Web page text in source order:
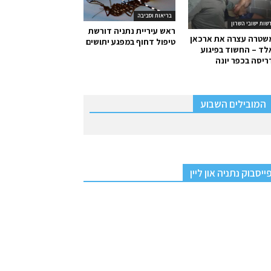
בריאות וסביבה
ראש עיריית נתניה דורשת
טיפול דחוף במפגע יתושים
ישובי השרון
עצרה את ארכאן
– החשוד בפיגוע
בכפר יונה
המובילים השבוע
פייסבוק נתניה און ליין